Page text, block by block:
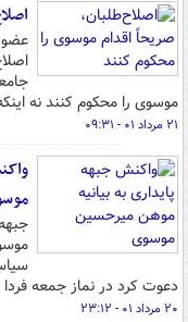
موسوی را محکوم کنند نه
۲۱ مرداد ۰۱ - ۰۹:۳۱
دعوت کرد در نماز جمعه
۲۰ مرداد ۰۱ - ۲۳:۱۲